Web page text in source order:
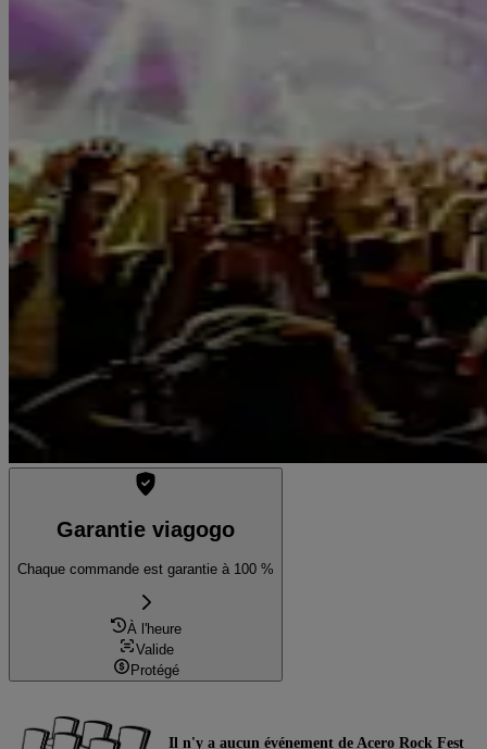
Garantie viagogo
Chaque commande est garantie à 100 %
À l'heure
Valide
Protégé
Il n'y a aucun événement de Acero Rock Fest